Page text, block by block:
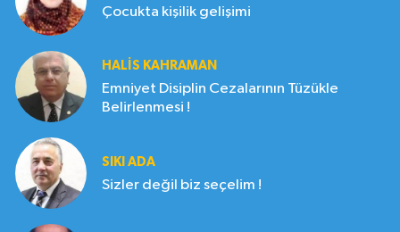
Çocukta kişilik gelişimi
HALIS KAHRAMAN
Emniyet Disiplin Cezalarının Tüzükle
Belirlenmesi !
SIKI ADA
Sizler değil biz seçelim !